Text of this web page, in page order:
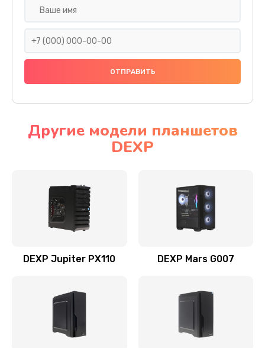
Другие модели планшетов
DEXP
DEXP Jupiter PX110 DEXP Mars G007